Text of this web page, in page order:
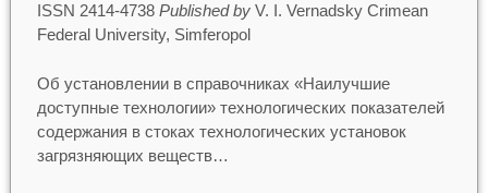
ISSN 2414-4738 Published byV. I. Vernadsky Crimean
Federal University, Simferopol
Об установлении в справочниках «Наилучшие
доступные технологии» технологических показателей
содержания в стоках технологических установок
загрязняющих веществ…